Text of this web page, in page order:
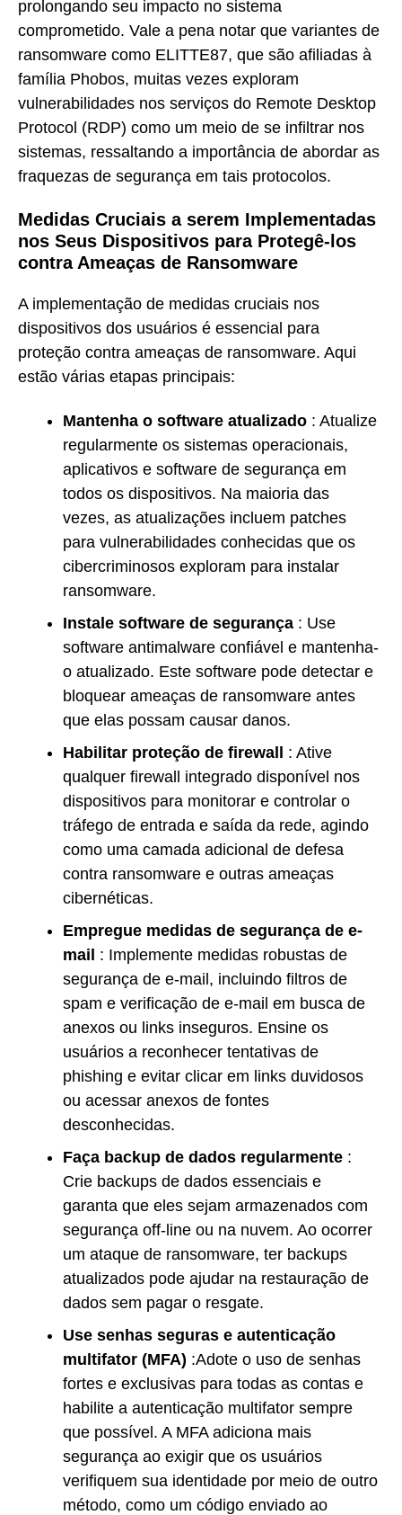
prolongando seu impacto no sistema
comprometido. Vale a pena notar que variantes de
ransomware como ELITTE87, que são afiliadas à
família Phobos, muitas vezes exploram
vulnerabilidades nos serviços do Remote Desktop
Protocol (RDP) como um meio de se infiltrar nos
sistemas, ressaltando a importância de abordar as
fraquezas de segurança em tais protocolos.
Medidas Cruciais a serem Implementadas
nos Seus Dispositivos para Protegê-los
contra Ameaças de Ransomware
A implementação de medidas cruciais nos
dispositivos dos usuários é essencial para
proteção contra ameaças de ransomware. Aqui
estão várias etapas principais:
Mantenha o software atualizado : Atualize
regularmente os sistemas operacionais,
aplicativos e software de segurança em
todos os dispositivos. Na maioria das
vezes, as atualizações incluem patches
para vulnerabilidades conhecidas que os
cibercriminosos exploram para instalar
ransomware.
Instale software de segurança : Use
software antimalware confiável e mantenha-
o atualizado. Este software pode detectar e
bloquear ameaças de ransomware antes
que elas possam causar danos.
Habilitar proteção de firewall : Ative
qualquer firewall integrado disponível nos
dispositivos para monitorar e controlar o
tráfego de entrada e saída da rede, agindo
como uma camada adicional de defesa
contra ransomware e outras ameaças
cibernéticas.
Empregue medidas de segurança de e-
mail : Implemente medidas robustas de
segurança de e-mail, incluindo filtros de
spam e verificação de e-mail em busca de
anexos ou links inseguros. Ensine os
usuários a reconhecer tentativas de
phishing e evitar clicar em links duvidosos
ou acessar anexos de fontes
desconhecidas.
Faça backup de dados regularmente :
Crie backups de dados essenciais e
garanta que eles sejam armazenados com
segurança off-line ou na nuvem. Ao ocorrer
um ataque de ransomware, ter backups
atualizados pode ajudar na restauração de
dados sem pagar o resgate.
Use senhas seguras e autenticação
multifator (MFA) :Adote o uso de senhas
fortes e exclusivas para todas as contas e
habilite a autenticação multifator sempre
que possível. A MFA adiciona mais
segurança ao exigir que os usuários
verifiquem sua identidade por meio de outro
método, como um código enviado ao